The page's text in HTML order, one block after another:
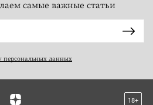
самые важные статьи
персональных данных
18+